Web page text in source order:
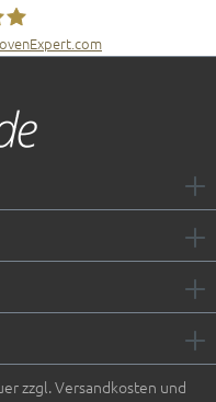
zzgl. Versandkosten und